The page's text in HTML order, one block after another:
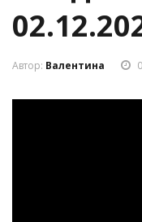
Автор:Валентина